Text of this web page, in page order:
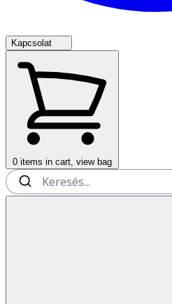
Kapcsolat
0 items in cart, view bag